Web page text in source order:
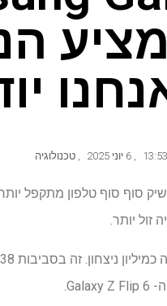
13:53
,
, טכנולוגיה
זול יותר.